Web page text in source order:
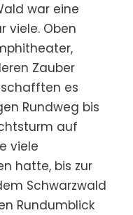
war eine
viele. Oben
Zauber
es
Rundweg bis
auf
viele
hatte, bis zur
Schwarzwald
Rundumblick